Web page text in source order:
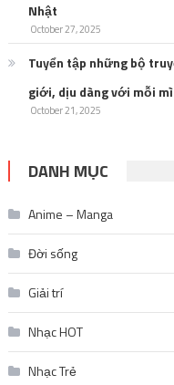
Nhật
October 27, 2025
Tuyển tập những bộ
giới, dịu dàng với mỗi
October 21, 2025
DANH MỤC
Anime – Manga
Đời sống
Giải trí
Nhạc HOT
Nhạc Trẻ